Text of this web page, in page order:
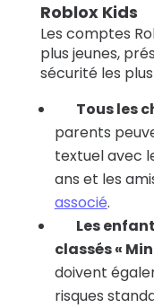
Roblox Kids
Les comptes
plus jeunes,
sécurité les
Tous les
parents
textuel avec
ans et les
associé.
Les
classés «
doivent
risques